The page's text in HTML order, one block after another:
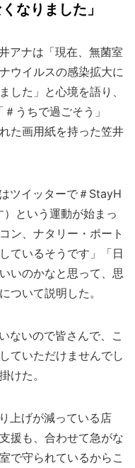
なりました」
アナは「現在、無菌室
ウイルスの感染拡大に
した」と心境を語り、
うちで過ごそう」
た画用紙を持った笠井
ツイッターで＃StayH
という運動が始まっ
ン、ナタリー・ポート
ているそうです」「日
いのかなと思って、思
ついて説明した。
ないので皆さんで、こ
ていただけませんでし
けた。
上げが減っている店
援も、合わせて急がな
で守られているからこ